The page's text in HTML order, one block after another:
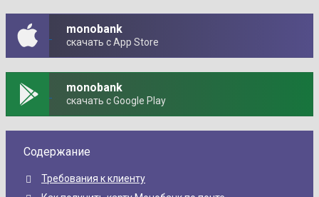
monobank
скачать с App Store
monobank
скачать с Google Play
Содержание
Требования к клиенту